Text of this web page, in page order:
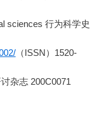
sciences 行为科学史
（ISSN）1520-
杂志 200C0071